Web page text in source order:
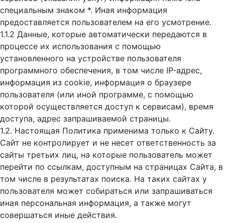
специальным знаком *. Иная информация
предоставляется пользователем на его усмотрение.
1.1.2 Данные, которые автоматически передаются в
процессе их использования с помощью
установленного на устройстве пользователя
программного обеспечения, в том числе IP-адрес,
информация из cookie, информация о браузере
пользователя (или иной программе, с помощью
которой осуществляется доступ к cервисам), время
доступа, адрес запрашиваемой страницы.
1.2. Настоящая Политика применима только к Сайту.
Сайт не контролирует и не несет ответственность за
сайты третьих лиц, на которые пользователь может
перейти по ссылкам, доступным на страницах Сайта, в
том числе в результатах поиска. На таких сайтах у
пользователя может собираться или запрашиваться
иная персональная информация, а также могут
совершаться иные действия.